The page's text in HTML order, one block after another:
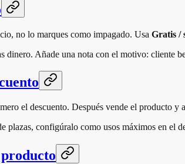
no lo marques como impagado. Usa Gratis /
dinero. Añade una nota con el motivo: cliente
el descuento. Después vende el producto y
plazas, configúralo como usos máximos en el